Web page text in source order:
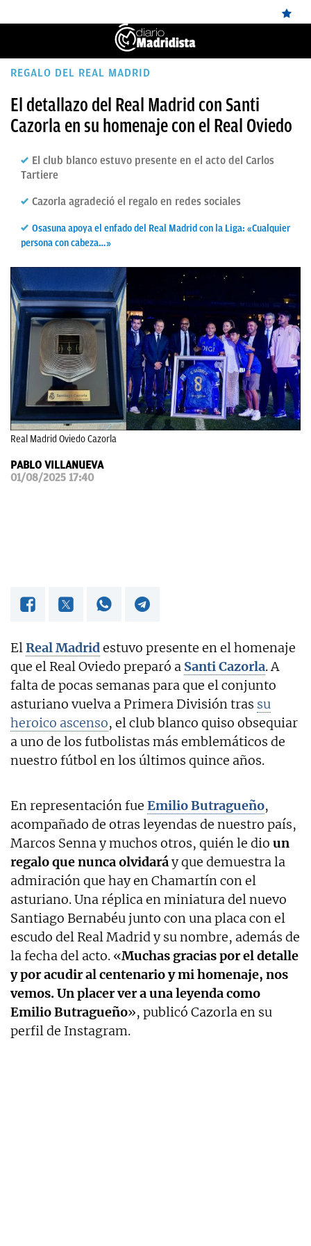
ÚLTIMAS
REAL
BALONCESTO
CANTERA
FICHAJES
PAPARAZZI
OKDIARIO
REGALO DEL REAL MADRID
El detallazo del Real Madrid con Santi
Cazorla en su homenaje con el Real Oviedo
El club blanco estuvo presente en el acto del Carlos
Tartiere
Cazorla agradeció el regalo en redes sociales
Osasuna apoya el enfado del Real Madrid con la Liga: «Cualquier
persona con cabeza…»
Real Madrid Oviedo Cazorla
PABLO VILLANUEVA
01/08/2025 17:40
ElReal Madridestuvo presente en el homenaje
que el Real Oviedo preparó a SantiCazorla. A
falta de pocas semanas para que el conjunto
asturiano vuelva a Primera División tras su
heroico ascenso, el club blanco quiso obsequiar
a uno de los futbolistas más emblemáticos de
nuestro fútbol en los últimos quince años.
En representación fue EmilioButragueño,
acompañado de otras leyendas de nuestro país,
Marcos Senna y muchos otros, quién le dio un
regalo que nunca olvidaráy que demuestra la
admiración que hay en Chamartín con el
asturiano. Una réplica en miniatura del nuevo
Santiago Bernabéu junto con una placa con el
escudo del Real Madrid y su nombre, además de
la fecha del acto. «Muchas gracias por el detalle
y por acudir al centenario y mi homenaje, nos
vemos. Un placer ver a una leyenda como
Emilio Butragueño», publicó Cazorla en su
perfil de Instagram.